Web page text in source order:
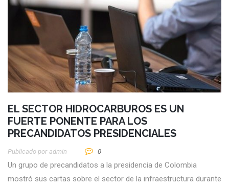
EL SECTOR HIDROCARBUROS ES UN
FUERTE PONENTE PARA LOS
PRECANDIDATOS PRESIDENCIALES
Publicado por Admin 0
Un grupo de precandidatos a la presidencia de Colombia
mostró sus cartas sobre el sector de la infraestructura durante